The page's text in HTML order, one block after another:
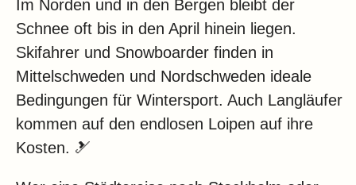
Im Norden und in den Bergen bleibt der
Schnee oft bis in den April hinein liegen.
Skifahrer und Snowboarder finden in
Mittelschweden und Nordschweden ideale
Bedingungen für Wintersport. Auch Langläufer
kommen auf den endlosen Loipen auf ihre
Kosten. 🎿